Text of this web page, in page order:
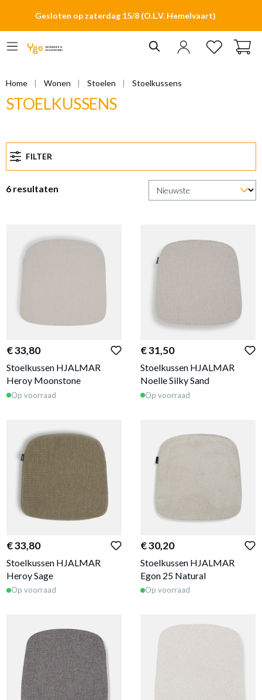
Gesloten op zaterdag 15/8 (O.L.V. Hemelvaart)
Home Wonen Stoelen Stoelkussens
STOELKUSSENS
FILTER
6 resultaten
€ 33,80
Stoelkussen HJALMAR
Heroy Moonstone
Op voorraad
€ 31,50
Stoelkussen HJALMAR
Noelle Silky Sand
Op voorraad
€ 33,80
Stoelkussen HJALMAR
Heroy Sage
Op voorraad
€ 30,20
Stoelkussen HJALMAR
Egon 25 Natural
Op voorraad